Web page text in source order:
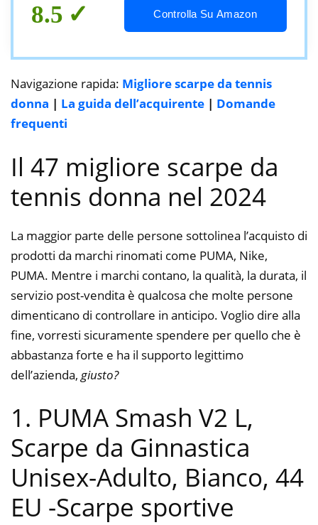
8.5 Controlla Su Amazon
Navigazione rapida: Migliore scarpe da tennis
donna | La guida dell’acquirente | Domande
frequenti
Il 47 migliore scarpe da
tennis donna nel 2024
La maggior parte delle persone sottolinea l’acquisto di
prodotti da marchi rinomati come PUMA, Nike,
PUMA. Mentre i marchi contano, la qualità, la durata, il
servizio post-vendita è qualcosa che molte persone
dimenticano di controllare in anticipo. Voglio dire alla
fine, vorresti sicuramente spendere per quello che è
abbastanza forte e ha il supporto legittimo
dell’azienda, giusto?
1. PUMA Smash V2 L,
Scarpe da Ginnastica
Unisex-Adulto, Bianco, 44
EU -Scarpe sportive